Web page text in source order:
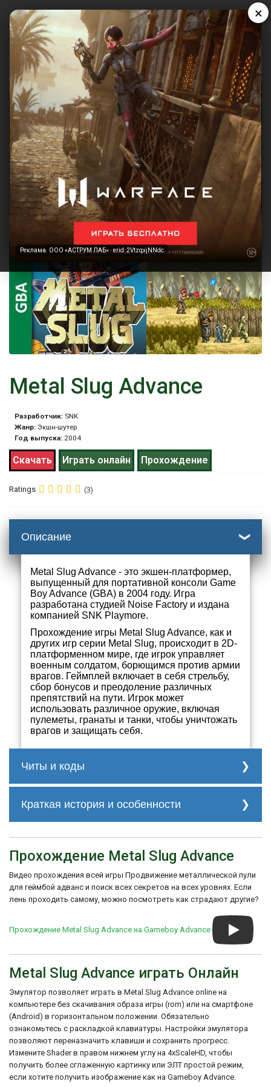
×
Реклама. ООО «АСТРУМ ЛАБ» · erid: 2VtzqxjNNdc
Реклама. ООО «АСТРУМ ЛАБ» · erid: 2VtzqxjNNdc
Metal Slug Advance
Разработчик: SNK
Жанр: Экшн-шутер
Год выпуска: 2004
Скачать Играть онлайн Прохождение
Ratings (3)
Описание
Metal Slug Advance - это экшен-платформер,
выпущенный для портативной консоли Game
Boy Advance (GBA) в 2004 году. Игра
разработана студией Noise Factory и издана
компанией SNK Playmore.
Прохождение игры Metal Slug Advance, как и
других игр серии Metal Slug, происходит в 2D-
платформенном мире, где игрок управляет
военным солдатом, борющимся против армии
врагов. Геймплей включает в себя стрельбу,
сбор бонусов и преодоление различных
препятствий на пути. Игрок может
использовать различное оружие, включая
пулеметы, гранаты и танки, чтобы уничтожать
врагов и защищать себя.
Читы и коды
Краткая история и особенности
Advance началась после успеха
оригинальной Metal Slug на аркадных
автоматах и домашних консолях.
Разработчики решили портировать игру
на портативную консоль GBA, чтобы
предложить игрокам возможность
насладиться этой популярной серией
Однако, Metal Slug Advance не является
оригинальной игры. Она включает новые
уровни, оружие и врагов, но сюжет
основан на событиях предыдущих игр
серии. Игрок будет бороться с врагами и
спасать заложников на протяжении
различных уровней, включая джунгли,
туннели и боевые корабли.
Metal Slug Advance получила
положительные отзывы от критиков за ее
веселый геймплей, красочную графику и
исполнение в стиле ретро. Игра
предлагает увлекательное и быстрое
Прохождение Metal Slug Advance
Видео прохождения всей игры Продвижение металлической пули
для геймбой адванс и поиск всех секретов на всех уровнях. Если
лень проходить самому, можно посмотреть как страдают другие?
Прохождение Metal Slug Advance на Gameboy Advance
Metal Slug Advance играть Онлайн
Эмулятор позволяет играть в Metal Slug Advance online на
компьютере без скачивания образа игры (rom) или на смартфоне
(Android) в горизонтальном положении. Обязательно
ознакомьтесь с раскладкой клавиатуры. Настройки эмулятора
позволяют переназначить клавиши и сохранить прогресс.
Измените Shader в правом нижнем углу на 4xScaleHD, чтобы
получить более сглаженную картинку или ЭЛТ простой режим,
если хотите получить изображение как на Gameboy Advance.